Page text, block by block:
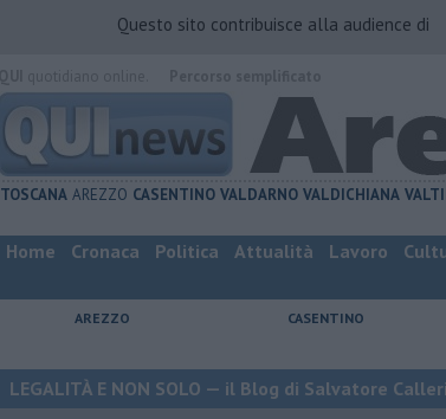
Questo sito contribuisce alla audience di
TOSCANA AREZZO CASENTINO VALDARNO VALDICHIANA
Home Cronaca Politica Attualità Lavoro
AREZZO CASENTINO
LEGALITÀ E NON SOLO — il Blog di Salvatore Calleri